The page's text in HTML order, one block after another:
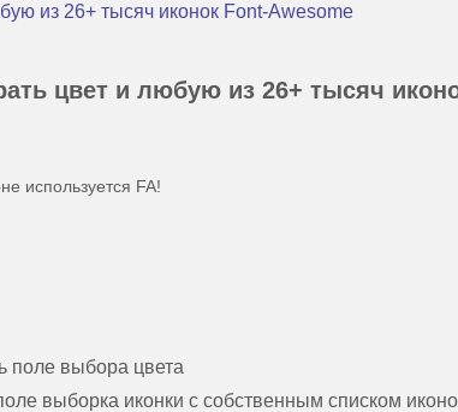
из 26+ тысяч иконок Font-Awesome
цвет и любую из 26+ тысяч
используется FA!
поле выбора цвета
выборка иконки с собственным списком